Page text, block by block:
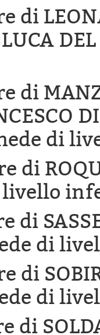
di
di
di
di
livello
di
di
di
di
di